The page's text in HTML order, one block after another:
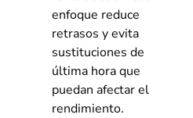
enfoque reduce
retrasos y evita
sustituciones de
última hora que
puedan afectar el
rendimiento.